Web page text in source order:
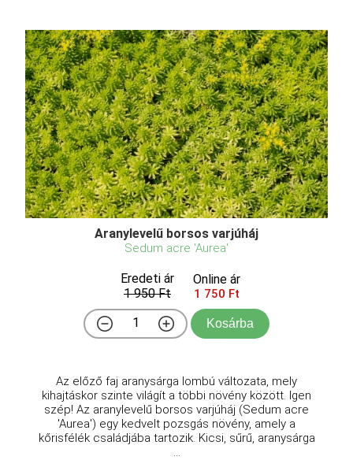
Aranylevelű borsos varjúháj
Sedum acre 'Aurea'
Eredeti ár
1 950 Ft
Online ár
1 750 Ft
Kosárba
Az előző faj aranysárga lombú változata, mely
kihajtáskor szinte világít a többi növény között. Igen
szép! Az aranylevelű borsos varjúháj (Sedum acre
'Aurea') egy kedvelt pozsgás növény, amely a
kőrisfélék családjába tartozik. Kicsi, sűrű, aranysárga
...